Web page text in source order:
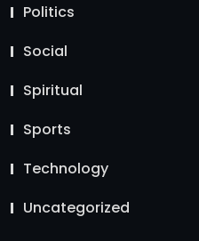
Politics
Social
Spiritual
Sports
Technology
Uncategorized